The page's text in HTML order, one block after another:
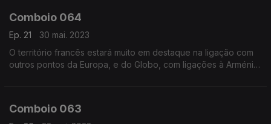
Comboio 064
Ep. 21
30 mai. 2023
O território francês estará muito em destaque na ligação com
outros pontos da Europa, e do Globo, com ligações à Arménia,
Comboio 063